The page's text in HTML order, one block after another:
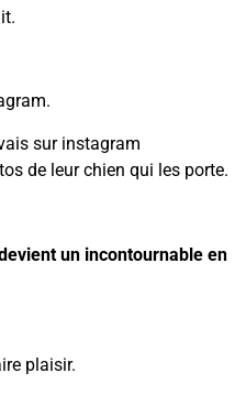
sur instagram
de leur chien qui les porte.
un incontournable en
plaisir.